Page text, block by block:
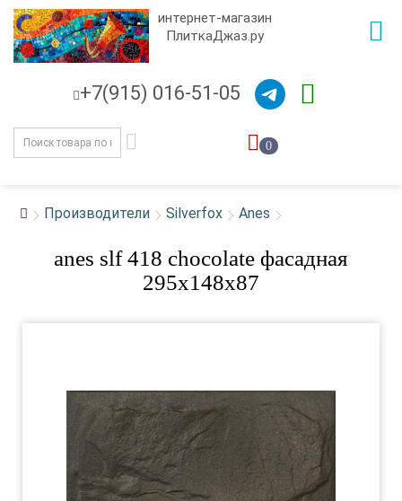
интернет-магазин
ПлиткаДжаз.ру
+7(915) 016-51-05
0
Производители Silverfox Anes
anes slf 418 chocolate фасадная
295x148х87